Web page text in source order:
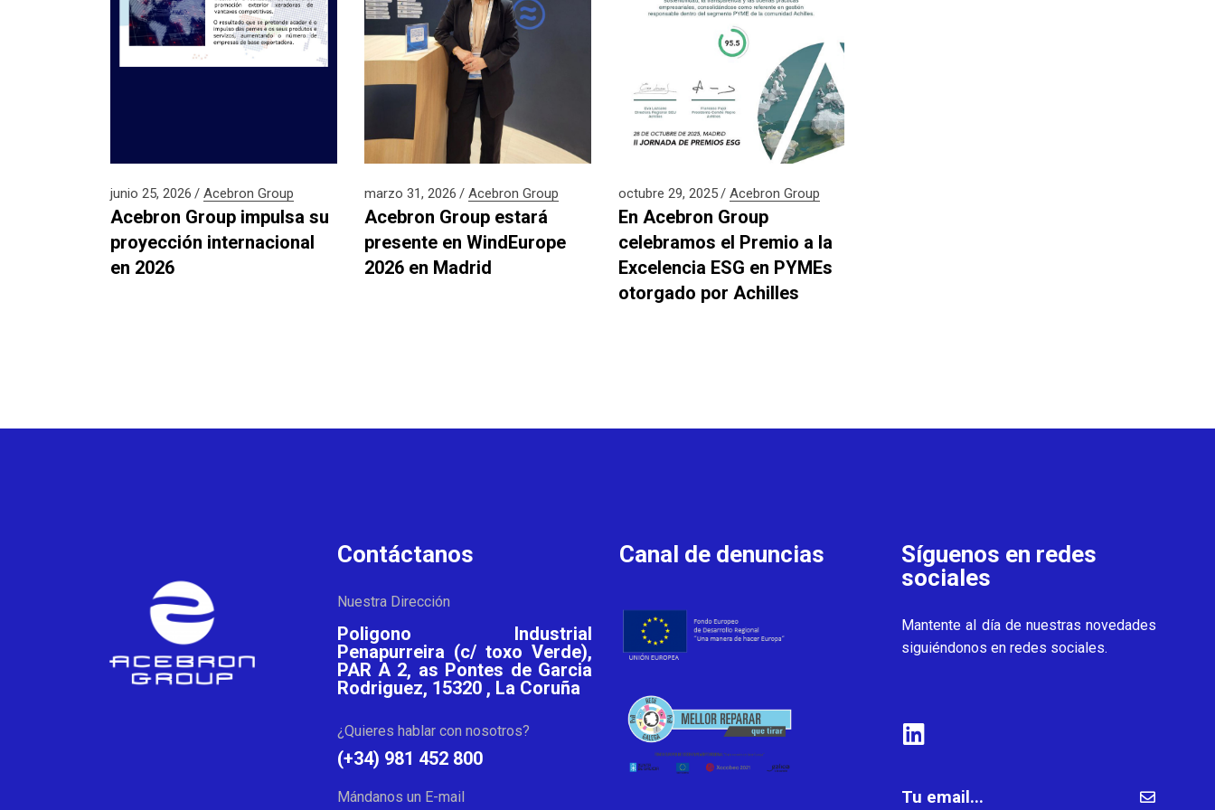
junio 25, 2026 Acebron Group
Acebron Group impulsa su
proyección internacional
en 2026
marzo 31, 2026 Acebron Group
Acebron Group estará
presente en WindEurope
2026 en Madrid
octubre 29, 2025 Acebron Group
En Acebron Group
celebramos el Premio a la
Excelencia ESG en PYMEs
otorgado por Achilles
Contáctanos
Nuestra Dirección
Poligono Industrial
Penapurreira (c/ toxo Verde),
PAR A 2, as Pontes de Garcia
Rodriguez, 15320 , La Coruña
¿Quieres hablar con nosotros?
(+34) 981 452 800
Mándanos un E-mail
Canal de denuncias
Síguenos en redes
sociales
Mantente al día de nuestras novedades
siguiéndonos en redes sociales.